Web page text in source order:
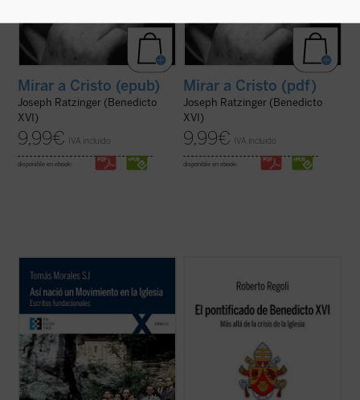
Mirar a Cristo (epub)
Joseph Ratzinger (Benedicto
XVI)
9,99€ IVA incluido
disponible en ebook:
Mirar a Cristo (pdf)
Joseph Ratzinger (Benedicto
XVI)
9,99€ IVA incluido
disponible en ebook:
Escritos fundacionales
obra tres narraciones (Memoria, La
Cruzada de Santa María: Génesis y
Movimiento
(ver
ficha)
amplia mirada de conjunto sólidamente
Ratzinger como papa, a la vez que señala
algunas claves interpretativas que ...(ver